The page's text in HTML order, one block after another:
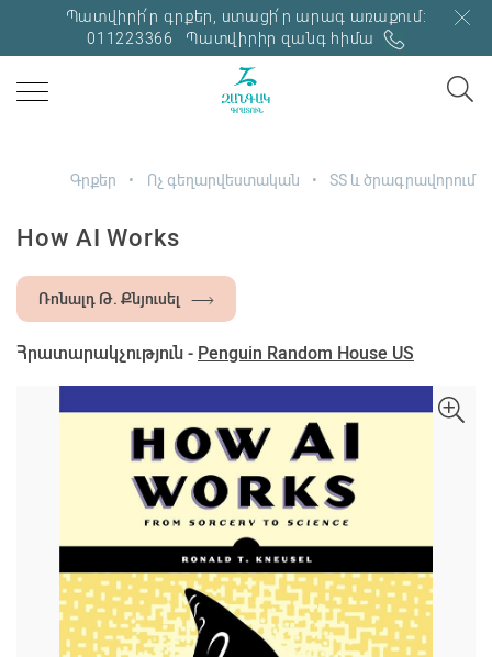
Պատվիրի՛ր գրքեր, ստացի՛ր արագ առաքում:
011223366
Պատվիրիր զանգ հիմա
Գրքեր Ոչ գեղարվեստական ՏՏ և ծրագրավորում
How AI Works
Ռոնալդ Թ. Քնյուսել
Հրատարակչություն - Penguin Random House US